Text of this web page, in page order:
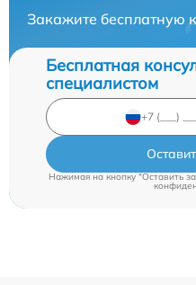
Закажите бесплатную
Бесплатная
специалистом
Нажимая на кнопку "Оставить